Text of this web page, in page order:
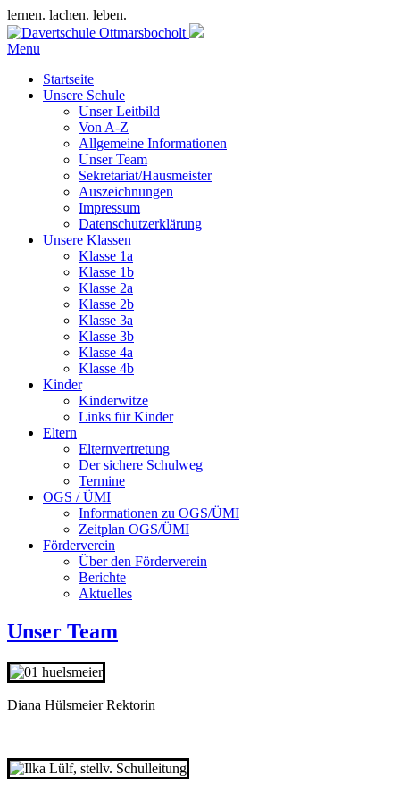
lernen. lachen. leben.
Menu
Startseite
Unsere Schule
Unser Leitbild
Von A-Z
Allgemeine Informationen
Unser Team
Sekretariat/Hausmeister
Auszeichnungen
Impressum
Datenschutzerklärung
Unsere Klassen
Klasse 1a
Klasse 1b
Klasse 2a
Klasse 2b
Klasse 3a
Klasse 3b
Klasse 4a
Klasse 4b
Kinder
Kinderwitze
Links für Kinder
Eltern
Elternvertretung
Der sichere Schulweg
Termine
OGS / ÜMI
Informationen zu OGS/ÜMI
Zeitplan OGS/ÜMI
Förderverein
Über den Förderverein
Berichte
Aktuelles
Unser Team
Diana Hülsmeier Rektorin